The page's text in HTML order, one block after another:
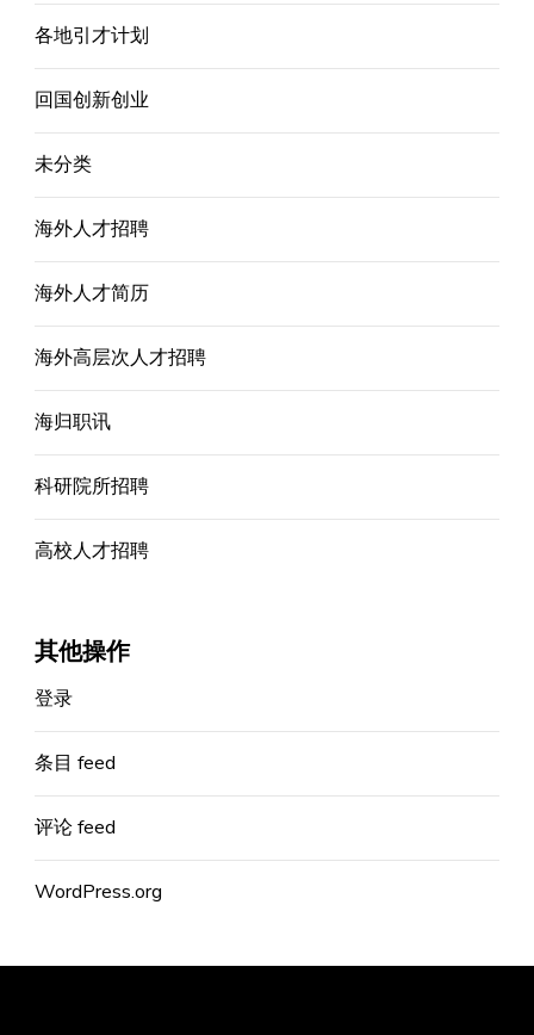
各地引才计划
回国创新创业
未分类
海外人才招聘
海外人才简历
海外高层次人才招聘
海归职讯
科研院所招聘
高校人才招聘
其他操作
登录
条目 feed
评论 feed
WordPress.org